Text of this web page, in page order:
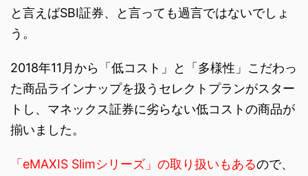
と言えばSBI証券、と言っても過言ではないでしょ
う。
2018年11月から「低コスト」と「多様性」こだわっ
た商品ラインナップを扱うセレクトプランがスター
トし、マネックス証券に劣らない低コストの商品が
揃いました。
「eMAXIS Slimシリーズ」の取り扱いもあるので、